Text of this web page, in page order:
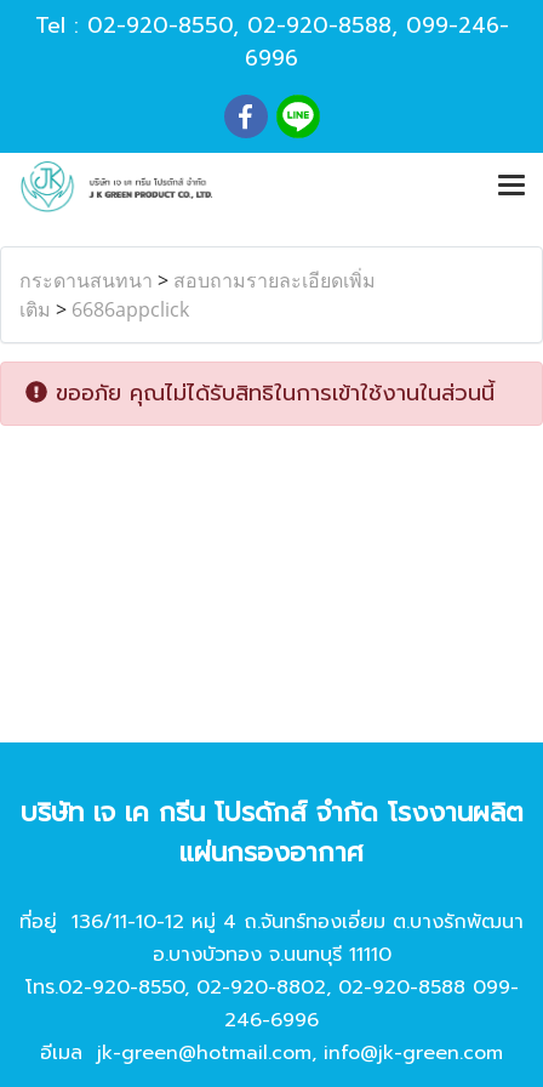
Tel : 02-920-8550, 02-920-8588, 099-246-
6996
กระดานสนทนา > สอบถามรายละเอียดเพิ่ม
เติม > 6686appclick
ขออภัย คุณไม่ได้รับสิทธิในการเข้าใช้งานในส่วนนี้
บริษัท เจ เค กรีน โปรดักส์ จํากัด โรงงานผลิต
แผ่นกรองอากาศ
ที่อยู่ 136/11-10-12 หมู่ 4 ถ.จันทร์ทองเอี่ยม ต.บางรักพัฒนา
อ.บางบัวทอง จ.นนทบุรี 11110
โทร.02-920-8550, 02-920-8802, 02-920-8588 099-
246-6996
อีเมล jk-green@hotmail.com, info@jk-green.com